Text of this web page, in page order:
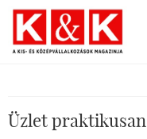
Üzlet praktikusan